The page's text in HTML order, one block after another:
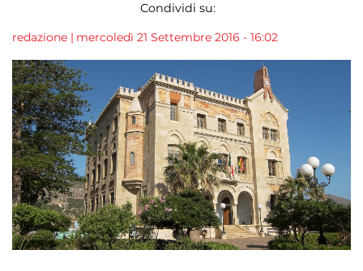
Condividi su:
redazione | mercoledì 21 Settembre 2016 - 16:02